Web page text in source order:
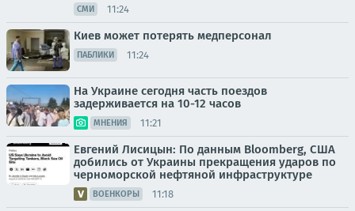
СМИ 11:24
Киев может потерять медперсонал
ПАБЛИКИ 11:24
На Украине сегодня часть поездов
задерживается на 10-12 часов
МНЕНИЯ 11:21
Евгений Лисицын: По данным Bloomberg, США
добились от Украины прекращения ударов по
черноморской нефтяной инфраструктуре
ВОЕНКОРЫ 11:18